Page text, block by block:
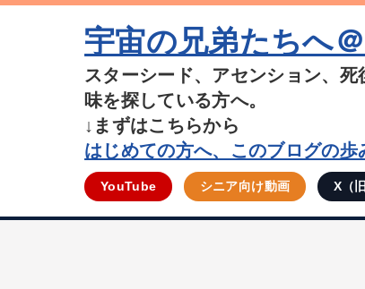
宇宙の兄弟たちへ
スターシード、アセンション、
味を探している方へ。
↓まずはこちらから
はじめての方へ、このブログの歩
YouTube シニア向け動画 X（